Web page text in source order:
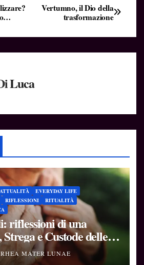
Vertumno, il Dio della
trasformazione
Luca
ATTUALITÀ
EVERYDAY LIFE
RIFLESSIONI
RITUALITÀ
riflessioni di una
Strega e Custode delle
RHEA MATER LUNAE